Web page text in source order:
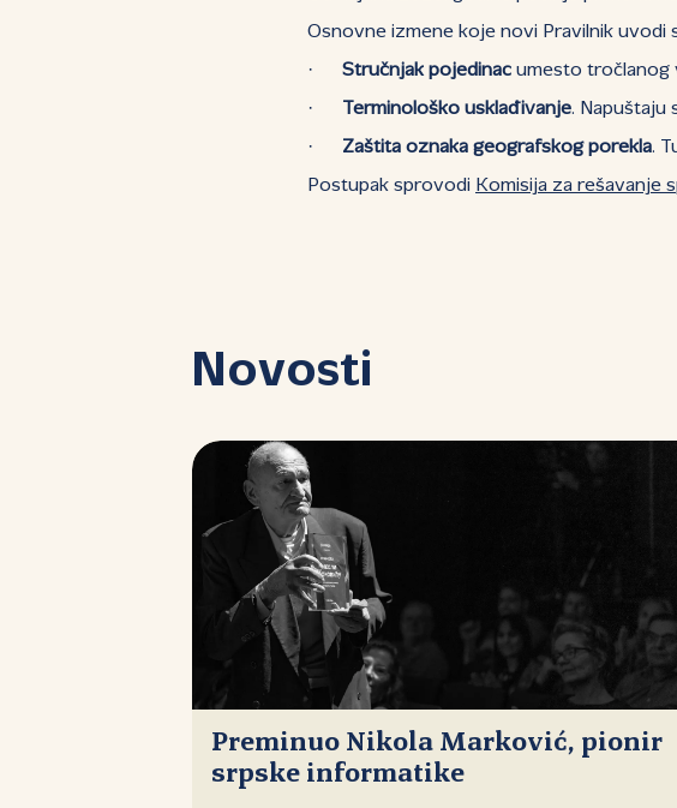
Osnovne izmene koje novi Pravilnik uvodi
· Stručnjak pojedinac umesto tročlanog
· Terminološko usklađivanje. Napuštaju
· Zaštita oznaka geografskog porekla.
Postupak sprovodi Komisija za rešavanje
Novosti
Preminuo Nikola Marković, pionir
srpske informatike